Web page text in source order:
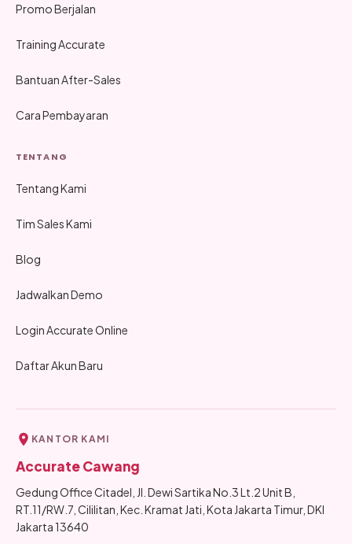
Promo Berjalan
Training Accurate
Bantuan After-Sales
Cara Pembayaran
TENTANG
Tentang Kami
Tim Sales Kami
Blog
Jadwalkan Demo
Login Accurate Online
Daftar Akun Baru
KANTOR KAMI
Accurate Cawang
Gedung Office Citadel, Jl. Dewi Sartika No.3 Lt.2 Unit B,
RT.11/RW.7, Cililitan, Kec. Kramat Jati, Kota Jakarta Timur, DKI
Jakarta 13640